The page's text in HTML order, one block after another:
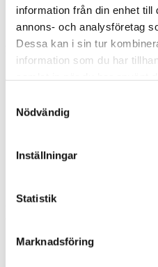
information från din enhet till
annons- och analysföretag
Dessa kan i sin tur
information som du har
Nödvändig
Inställningar
Statistik
Marknadsföring
Rektangulär(1)
Storlek
Filtrera efter storlek:
Mellan (25 - 50 cm)